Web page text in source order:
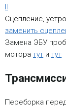
II
Сцепление,
заменить
Замена ЭБУ
мотора тут и тут
Переборка